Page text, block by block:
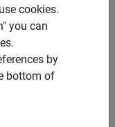
FIBRE
cookies.
you can
by
bottom of